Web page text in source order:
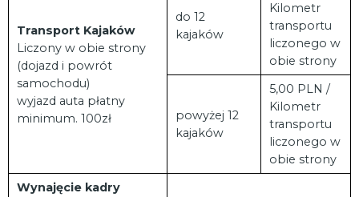
Transport Kajaków
Liczony w obie strony
(dojazd i powrót
samochodu)
wyjazd auta płatny
minimum. 100zł
do 12
kajaków
Kilometr
transportu
liczonego w
obie strony
powyżej 12
kajaków
5,00 PLN /
Kilometr
transportu
liczonego w
obie strony
Wynajęcie kadry